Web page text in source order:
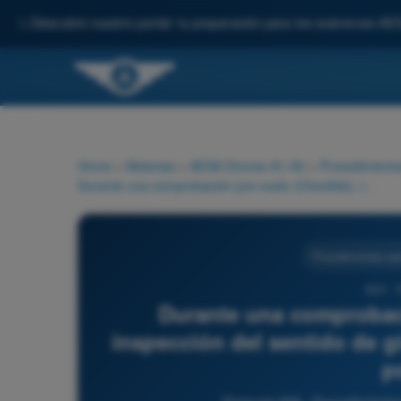
Descubre nuestro portal: tu preparación para los exámenes
Home Materias AESA Drones A1-A3
Durante una
inspección del sentido de